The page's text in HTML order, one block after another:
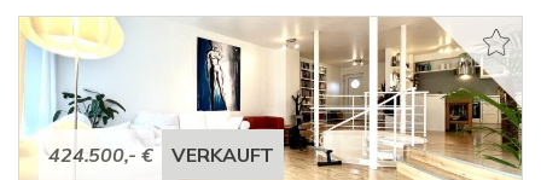
424.500,- € VERKAUFT